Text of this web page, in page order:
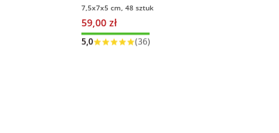
7,5x7x5 cm, 48 sztuk
59,00 zł
Wysyłka w 1 dzień